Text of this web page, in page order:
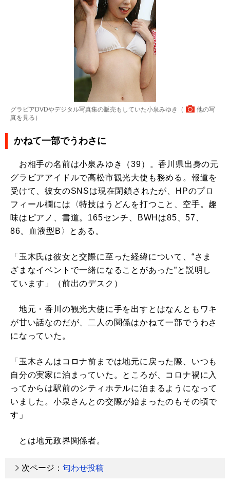
グラビアDVDやデジタル写真集の販売もしていた小泉みゆき（
他の写
真を見る ）
かねて一部でうわさに
お相手の名前は小泉みゆき（39）。香川県出身の元
グラビアアイドルで高松市観光大使も務める。報道を
受けて、彼女のSNSは現在閉鎖されたが、HPのプロ
フィール欄には〈特技はうどんを打つこと、空手。趣
味はピアノ、書道。165センチ、BWHは85、57、
86。血液型B〉とある。
「玉木氏は彼女と交際に至った経緯について、“さま
ざまなイベントで一緒になることがあった”と説明し
ています」（前出のデスク）
地元・香川の観光大使に手を出すとはなんともワキ
が甘い話なのだが、二人の関係はかねて一部でうわさ
になっていた。
「玉木さんはコロナ前までは地元に戻った際、いつも
自分の実家に泊まっていた。ところが、コロナ禍に入
ってからは駅前のシティホテルに泊まるようになって
いました。小泉さんとの交際が始まったのもその頃で
す」
とは地元政界関係者。
次ページ： 匂わせ投稿